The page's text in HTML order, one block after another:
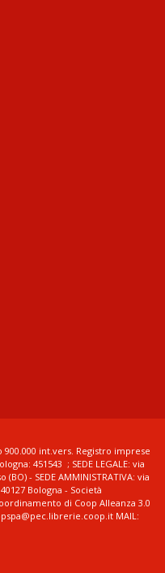
900.000 int.vers. Registro imprese
451543 ; SEDE LEGALE: via
- SEDE AMMINISTRATIVA: via
Bologna - Società
di Coop Alleanza 3.0
MAIL: